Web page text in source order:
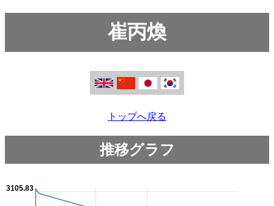
崔丙煥
トップへ戻る
推移グラフ
3105.83